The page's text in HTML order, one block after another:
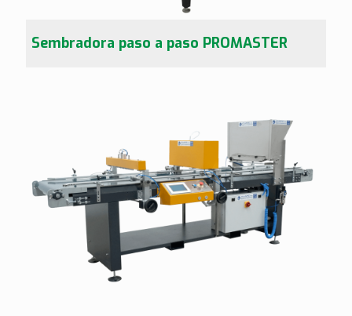
Sembradora paso a paso PROMASTER